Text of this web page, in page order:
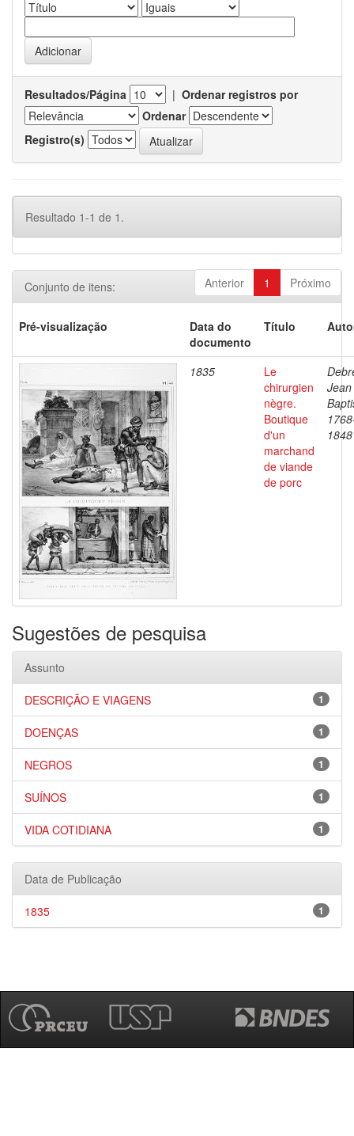
Resultados/Página | Ordenar registros por
Ordenar
Registro(s)
Resultado 1-1 de 1.
Anterior 1 Próximo
Conjunto de itens:
Pré-visualização
Data do
documento
Título
1835
Le
chirurgien
nègre.
Boutique
d'un
marchand
de viande
de porc
Jean
1848
Sugestões de pesquisa
Assunto
1
DESCRIÇÃO E VIAGENS
1
DOENÇAS
1
NEGROS
1
SUÍNOS
1
VIDA COTIDIANA
Data de Publicação
1
1835